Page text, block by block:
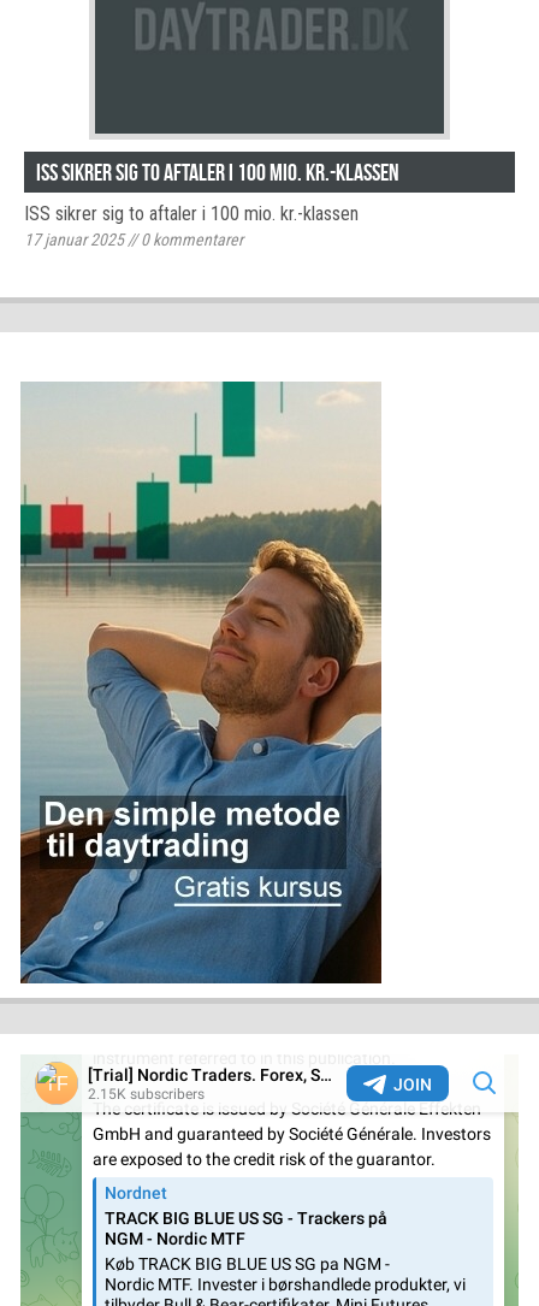
ISS sikrer sig to aftaler i 100 mio. kr.-klassen
ISS sikrer sig to aftaler i 100 mio. kr.-klassen
17 januar 2025//0kommentarer